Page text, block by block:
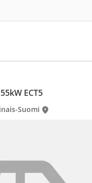
ECT5
Suomi